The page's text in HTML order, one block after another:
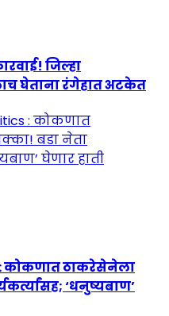
जिल्हा
घेताना रंगेहात अटकेत
कोकणात ठाकरेसेनेला
‘धनुष्यबाण’